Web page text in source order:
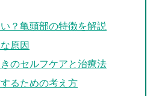
？亀頭部の特徴を解説
原因
のセルフケアと治療法
るための考え方